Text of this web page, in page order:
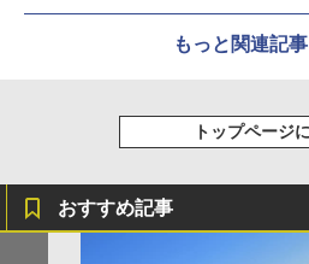
もっと関連記
トップページ
おすすめ記事